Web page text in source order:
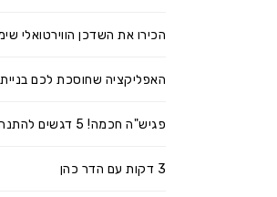
הכירו את השדכן הווירטואלי
האפליקציה שחוסכת לכם
פגיש"ה חכמה! 5 דגשים להתנהלות באתרים
3 דקות עם הדר כהן